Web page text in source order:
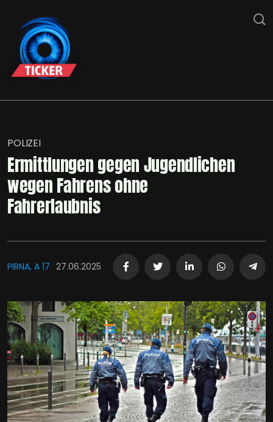
POLIZEI
Ermittlungen gegen Jugendlichen
wegen Fahrens ohne
Fahrerlaubnis
PIRNA, A 17 27.06.2025